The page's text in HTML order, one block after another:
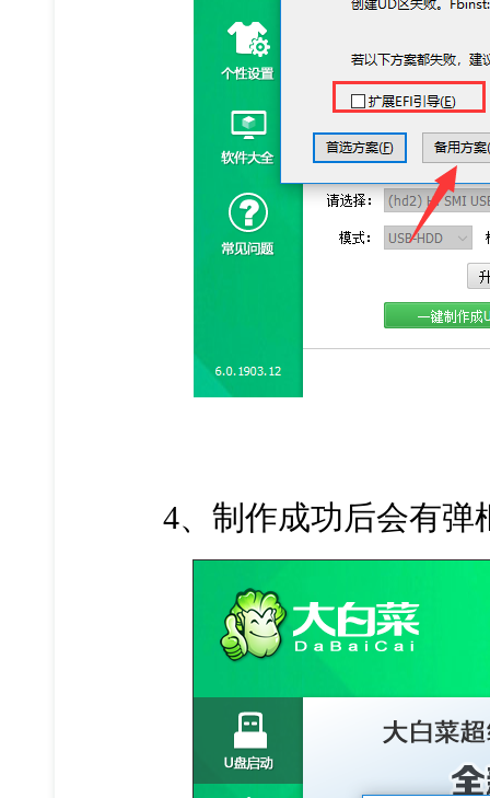
4、制作成功后会有弹